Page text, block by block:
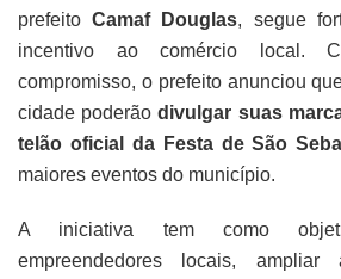
prefeitoCamaf Douglas, segue
incentivo ao comércio local.
compromisso, o prefeito anunciou
cidade poderãodivulgar suas
telão oficial da Festa de São
maiores eventos do município.
A iniciativa tem como
empreendedores locais,